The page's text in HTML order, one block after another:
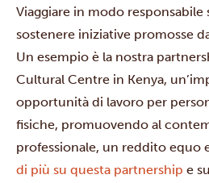
Viaggiare in modo responsabile
sostenere iniziative promosse
Un esempio è la nostra
Cultural Centre in Kenya,
opportunità di lavoro per
fisiche, promuovendo al
professionale, un reddito equo
di più su questa partnership e